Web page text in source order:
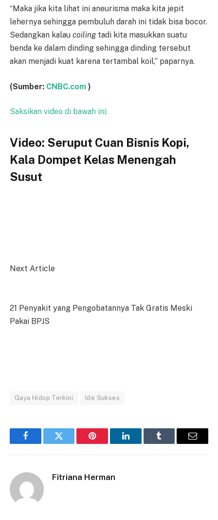
“Maka jika kita lihat ini aneurisma maka kita jepit
lehernya sehingga pembuluh darah ini tidak bisa bocor.
Sedangkan kalau coilingtadi kita masukkan suatu
benda ke dalam dinding sehingga dinding tersebut
akan menjadi kuat karena tertambal koil,” paparnya.
(Sumber: CNBC.com )
Saksikan video di bawah ini:
Video: Seruput Cuan Bisnis Kopi,
Kala Dompet Kelas Menengah
Susut
Next Article
21 Penyakit yang Pengobatannya Tak Gratis Meski
Pakai BPJS
Gaya Hidup Terkini Ide Sukses
FacebookTwitter Pinterest LinkedInTumblr Email
Fitriana Herman